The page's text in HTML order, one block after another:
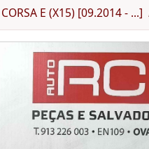
CORSA E (X15) [09.2014 - ...]